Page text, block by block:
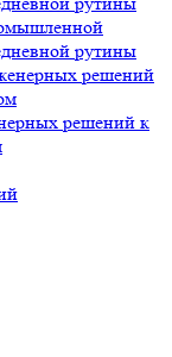
рутины
решений к